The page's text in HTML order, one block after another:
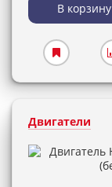
В корзину
Двигатели